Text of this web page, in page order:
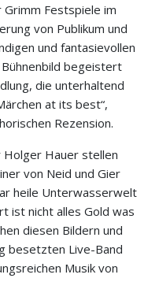
Festspiele im
von Publikum und
und fantasievollen
begeistert
die unterhaltend
at its best“,
Rezension.
Holger Hauer stellen
von Neid und Gier
heile Unterwasserwelt
ist nicht alles Gold was
diesen Bildern und
besetzten Live-Band
Musik von